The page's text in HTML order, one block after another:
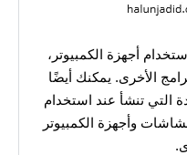
أجهزة الكمبيوتر،
الأخرى. يمكنك أيضًا
التي تنشأ عند استخدام
وأجهزة الكمبيوتر